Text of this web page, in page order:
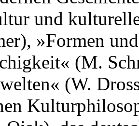
und
»Formen
(M.
(W.